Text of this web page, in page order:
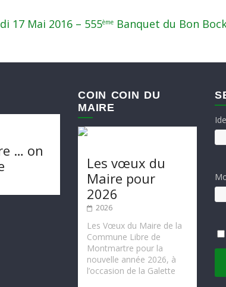
17 Mai 2016 – 555ème Banquet du Bon
… on
COIN COIN DU
MAIRE
Les vœux du
Maire pour
2026
2026
Les Vœux du Maire de la
Commune Libre de
Montmartre pour la
nouvelle année 2026, à
l’occasion de la Galette